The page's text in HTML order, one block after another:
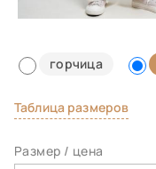
горчица
Таблица размеров
Размер / цена